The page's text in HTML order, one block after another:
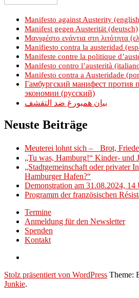
Manifesto against Austerity
Manifest gegen Austerität (deutsch)
Μανιφέστο ενάντια στη λιτότητα
Manifiesto contra la austeridad
Manifeste contre la politique
Manifesto contro l’austerità
Manifesto contra a Austeridade
Гамбургский манифест против
экономии (русский)
بيان همبورغ ضد التقشف
Neuste Beiträge
Meuterei lohnt sich – Brot,
„Tu was, Hamburg!“ Kinder- und
„Stadtgemeinschaft oder privater
Hamburger Hafen?“
Demonstration am 31.08.2024, 14
Programm der französischen
Termine
Anmeldung für den Newsletter
Spenden
Kontakt
Stolz präsentiert von WordPress Theme:
Junkie.